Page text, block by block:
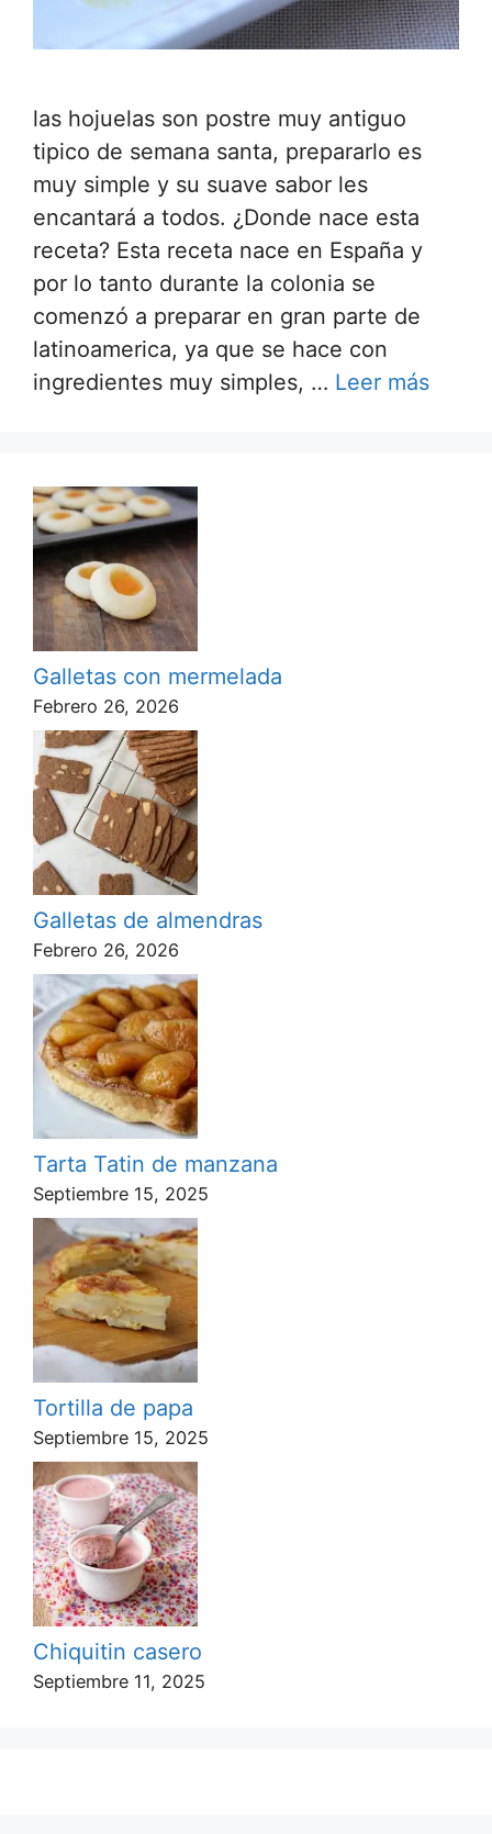
las hojuelas son postre muy antiguo
tipico de semana santa, prepararlo es
muy simple y su suave sabor les
encantará a todos. ¿Donde nace esta
receta? Esta receta nace en España y
por lo tanto durante la colonia se
comenzó a preparar en gran parte de
latinoamerica, ya que se hace con
ingredientes muy simples, … Leer más
Galletas con mermelada
Febrero 26, 2026
Galletas de almendras
Febrero 26, 2026
Tarta Tatin de manzana
Septiembre 15, 2025
Tortilla de papa
Septiembre 15, 2025
Chiquitin casero
Septiembre 11, 2025